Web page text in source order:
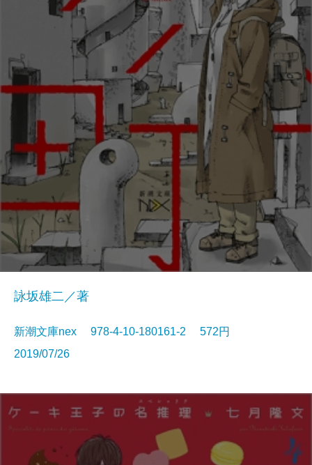
詠坂雄二／著
新潮文庫nex 978-4-10-180161-2 572円
2019/07/26